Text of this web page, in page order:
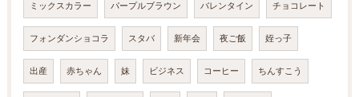
ミックスカラー パープルブラウン バレンタイン チョコレート
フォンダンショコラ スタバ 新年会 夜ご飯 姪っ子
出産 赤ちゃん 妹 ビジネス コーヒー ちんすこう